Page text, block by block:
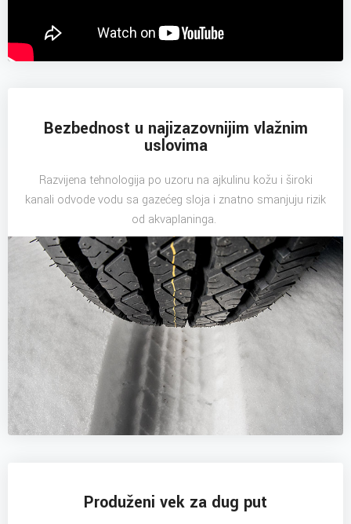
Bezbednost u najizazovnijim vlažnim
uslovima
Razvijena tehnologija po uzoru na ajkulinu kožu i široki
kanali odvode vodu sa gazećeg sloja i znatno smanjuju rizik
od akvaplaninga.
Produženi vek za dug put